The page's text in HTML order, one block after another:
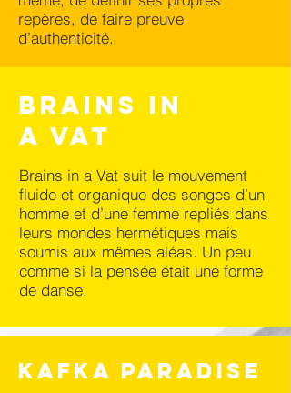
repères, de faire preuve
d’authenticité.
Brains in
a Vat
Brains in a Vat suit le mouvement
fluide et organique des songes d’un
homme et d’une femme repliés dans
leurs mondes hermétiques mais
soumis aux mêmes aléas. Un peu
comme si la pensée était une forme
de danse.
Kafka Paradise